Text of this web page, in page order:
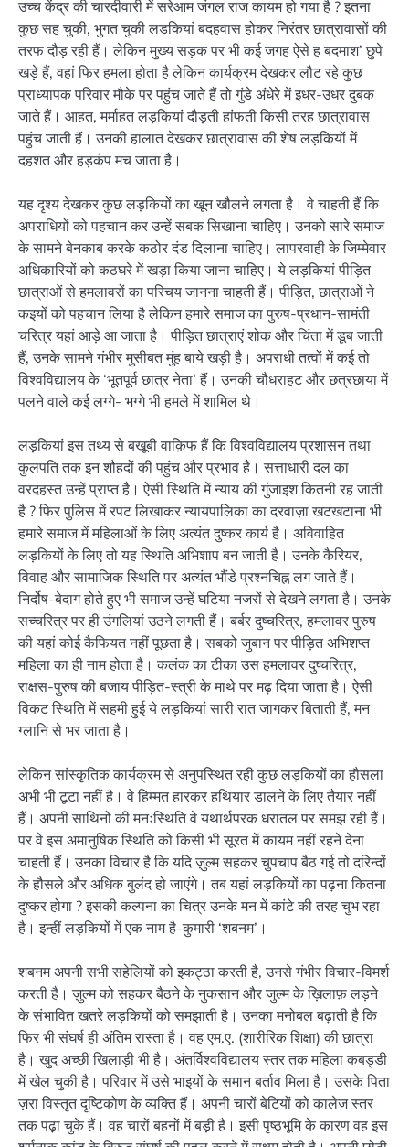
उच्च केंद्र की चारदीवारी में सरेआम जंगल राज कायम हो गया है ? इतना
कुछ सह चुकी, भुगत चुकी लडकियां बदहवास होकर निरंतर छात्रावासों की
तरफ दौड़ रही हैं। लेकिन मुख्य सड़क पर भी कई जगह ऐसे ह बदमाश’ छुपे
खड़े हैं, वहां फिर हमला होता है लेकिन कार्यक्रम देखकर लौट रहे कुछ
प्राध्यापक परिवार मौके पर पहुंच जाते हैं तो गुंडे अंधेरे में इधर-उधर दुबक
जाते हैं। आहत, मर्माहत लड़‌कियां दौड़ती हांफती किसी तरह छात्रावास
पहुंच जाती हैं। उनकी हालात देखकर छात्रावास की शेष लड़कियों में
दहशत और हड़कंप मच जाता है।
यह दृश्य देखकर कुछ लड़कियों का खून खौलने लगता है। वे चाहती हैं कि
अपराधियों को पहचान कर उन्हें सबक सिखाना चाहिए। उनको सारे समाज
के सामने बेनकाब करके कठोर दंड दिलाना चाहिए। लापरवाही के जिम्मेवार
अधिकारियों को कठघरे में खड़ा किया जाना चाहिए। ये लड़कियां पीड़ित
छात्राओं से हमलावरों का परिचय जानना चाहती हैं। पीड़ित, छात्राओं ने
कइयों को पहचान लिया है लेकिन हमारे समाज का पुरुष-प्रधान-सामंती
चरित्र यहां आड़े आ जाता है। पीड़ित छात्राएं शोक और चिंता में डूब जाती
हैं, उनके सामने गंभीर मुसीबत मुंह बाये खड़ी है। अपराधी तत्वों में कई तो
विश्वविद्यालय के ‘भूतपूर्व छात्र नेता’ हैं। उनकी चौधराहट और छत्रछाया में
पलने वाले कई लग्गे- भग्गे भी हमले में शामिल थे।
लड़कियां इस तथ्य से बखूबी वाक़िफ हैं कि विश्वविद्यालय प्रशासन तथा
कुलपति तक इन शौहदों की पहुंच और प्रभाव है। सत्ताधारी दल का
वरदहस्त उन्हें प्राप्त है। ऐसी स्थिति में न्याय की गुंजाइश कितनी रह जाती
है ? फिर पुलिस में रपट लिखाकर न्यायपालिका का दरवाज़ा खटखटाना भी
हमारे समाज में महिलाओं के लिए अत्यंत दुष्कर कार्य है। अविवाहित
लड़कियों के लिए तो यह स्थिति अभिशाप बन जाती है। उनके कैरियर,
विवाह और सामाजिक स्थिति पर अत्यंत भौंडे प्रश्नचिह्न लग जाते हैं।
निर्दोष-बेदाग होते हुए भी समाज उन्हें घटिया नजरों से देखने लगता है। उनके
सच्चरित्र पर ही उंगलियां उठने लगती हैं। बर्बर दुष्चरित्र, हमलावर पुरुष
की यहां कोई कैफियत नहीं पूछता है। सबको जुबान पर पीड़ित अभिशप्त
महिला का ही नाम होता है। कलंक का टीका उस हमलावर दुष्चरित्र,
राक्षस-पुरुष की बजाय पीड़ित-स्त्री के माथे पर मढ़ दिया जाता है। ऐसी
विकट स्थिति में सहमी हुई ये लड़कियां सारी रात जागकर बिताती हैं, मन
ग्लानि से भर जाता है।
लेकिन सांस्कृतिक कार्यक्रम से अनुपस्थित रही कुछ लड़कियों का हौसला
अभी भी टूटा नहीं है। वे हिम्मत हारकर हथियार डालने के लिए तैयार नहीं
हैं। अपनी साथिनों की मनःस्थिति वे यथार्थपरक धरातल पर समझ रही हैं।
पर वे इस अमानुषिक स्थिति को किसी भी सूरत में कायम नहीं रहने देना
चाहती हैं। उनका विचार है कि यदि ज़ुल्म सहकर चुपचाप बैठ गई तो दरिन्दों
के हौसले और अधिक बुलंद हो जाएंगे। तब यहां लड़कियों का पढ़ना कितना
दुष्कर होगा ? इसकी कल्पना का चित्र उनके मन में कांटे की तरह चुभ रहा
है। इन्हीं लड़कियों में एक नाम है-कुमारी ‘शबनम’।
शबनम अपनी सभी सहेलियों को इक‌ट्ठा करती है, उनसे गंभीर विचार-विमर्श
करती है। ज़ुल्म को सहकर बैठने के नुकसान और जुल्म के ख़िलाफ़ लड़ने
के संभावित खतरे लड़कियों को समझाती है। उनका मनोबल बढ़ाती है कि
फिर भी संघर्ष ही अंतिम रास्ता है। वह एम.ए. (शारीरिक शिक्षा) की छात्रा
है। खुद अच्छी खिलाड़ी भी है। अंतर्विश्वविद्यालय स्तर तक महिला कबड्डी
में खेल चुकी है। परिवार में उसे भाइयों के समान बर्ताव मिला है। उसके पिता
ज़रा विस्तृत दृष्टिकोण के व्यक्ति हैं। अपनी चारों बेटियों को कालेज स्तर
तक पढ़ा चुके हैं। वह चारों बहनों में बड़ी है। इसी पृष्ठभूमि के कारण वह इस